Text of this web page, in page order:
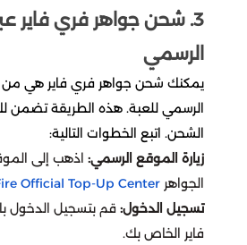
تقسيط كريستال أوف أتلان
تقسيط موبايل ليجيند
تقسيط دلتا فورس
تقسيط كود موبايل
تقسيط أيقي بارتي
أيقي بارتي
بنيشيق
ستمبل قايز
واتشر أوف ريلمز
محمصة الرياض
اي باي ebay
رد تاغ
BBZ
3. شحن جواهر فري فاير
الرسمي
يمكنك شحن جواهر فري فاير هي من
الرسمي للعبة. هذه الطريقة تضمن
الشحن. اتبع الخطوات التالية:
زيارة الموقع الرسمي: اذهب إلى
الجواهر
تسجيل الدخول: قم بتسجيل الدخول
فاير الخاص بك.